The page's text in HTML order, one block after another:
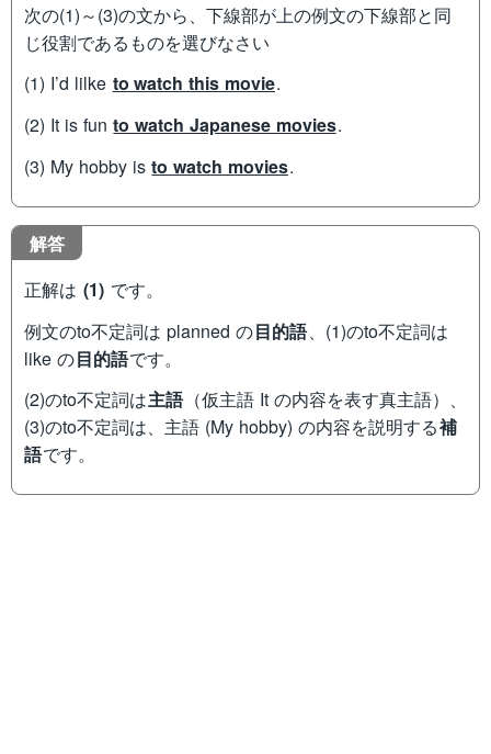
次の(1)～(3)の文から、下線部が上の例文の下線部と同
じ役割であるものを選びなさい
(1) I’d lilke to watch this movie.
(2) It is fun to watch Japanese movies.
(3) My hobby is to watch movies.
解答
正解は (1) です。
例文のto不定詞は planned の目的語、(1)のto不定詞は
like の目的語です。
(2)のto不定詞は主語 （仮主語 It の内容を表す真主語）、
(3)のto不定詞は、主語 (My hobby) の内容を説明する補
語です。